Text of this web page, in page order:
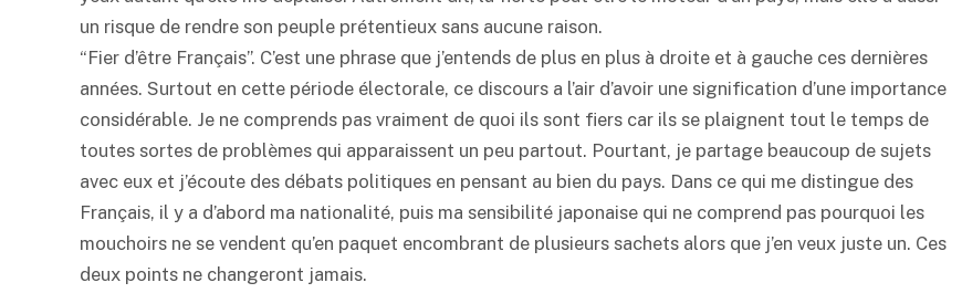
un risque de rendre son peuple prétentieux sans aucune raison.
“Fier d’être Français”. C’est une phrase que j’entends de plus en plus à droite et à gauche ces dernières
années. Surtout en cette période électorale, ce discours a l’air d’avoir une signification d’une importance
considérable. Je ne comprends pas vraiment de quoi ils sont fiers car ils se plaignent tout le temps de
toutes sortes de problèmes qui apparaissent un peu partout. Pourtant, je partage beaucoup de sujets
avec eux et j’écoute des débats politiques en pensant au bien du pays. Dans ce qui me distingue des
Français, il y a d’abord ma nationalité, puis ma sensibilité japonaise qui ne comprend pas pourquoi les
mouchoirs ne se vendent qu’en paquet encombrant de plusieurs sachets alors que j’en veux juste un. Ces
deux points ne changeront jamais.